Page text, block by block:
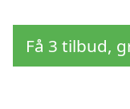
Få 3 tilbud,